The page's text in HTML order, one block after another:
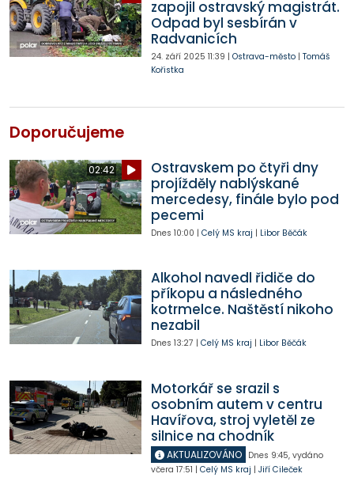
zapojil ostravský magistrát.
Odpad byl sesbírán v
Radvanicích
24. září 2025 11:39 | Ostrava-město| Tomáš
Kořistka
Doporučujeme
02:42
Ostravskem po čtyři dny
projížděly nablýskané
mercedesy, finále bylo pod
pecemi
Dnes 10:00 | Celý MS kraj | Libor Běčák
Alkohol navedl řidiče do
příkopu a následného
kotrmelce. Naštěstí nikoho
nezabil
Dnes 13:27 | Celý MS kraj | Libor Běčák
Motorkář se srazil s
osobním autem v centru
Havířova, stroj vyletěl ze
silnice na chodník
AKTUALIZOVÁNO Dnes 9:45, vydáno
včera 17:51 | Celý MS kraj | Jiří Cileček